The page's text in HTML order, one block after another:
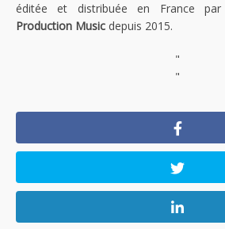
éditée et distribuée en France par
Production Music depuis 2015.
"
"